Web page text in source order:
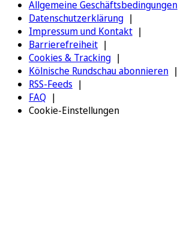
Allgemeine Geschäftsbedingungen
Datenschutzerklärung
Impressum und Kontakt
Barrierefreiheit
Cookies & Tracking
Kölnische Rundschau abonnieren
RSS-Feeds
FAQ
Cookie-Einstellungen